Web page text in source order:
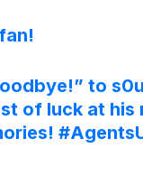
to
of luck at his